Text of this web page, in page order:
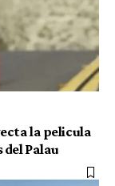
la pelicula
Palau